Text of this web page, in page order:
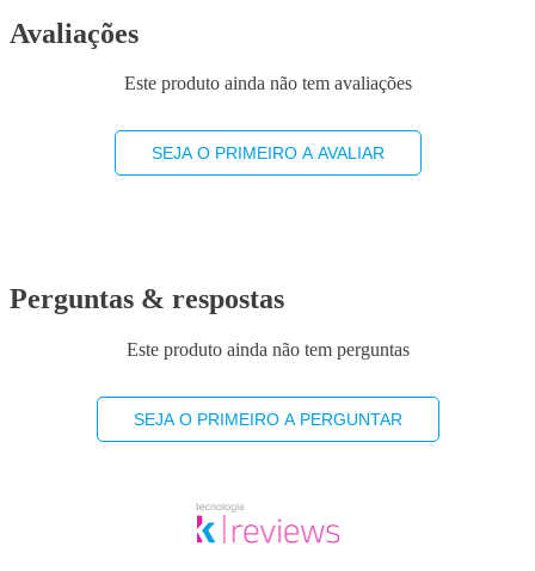
Avaliações
Este produto ainda não tem avaliações
SEJA O PRIMEIRO A AVALIAR
Perguntas & respostas
Este produto ainda não tem perguntas
SEJA O PRIMEIRO A PERGUNTAR